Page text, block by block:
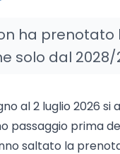
ha prenotato
solo dal
al 2 luglio 2026
passaggio prima
saltato la